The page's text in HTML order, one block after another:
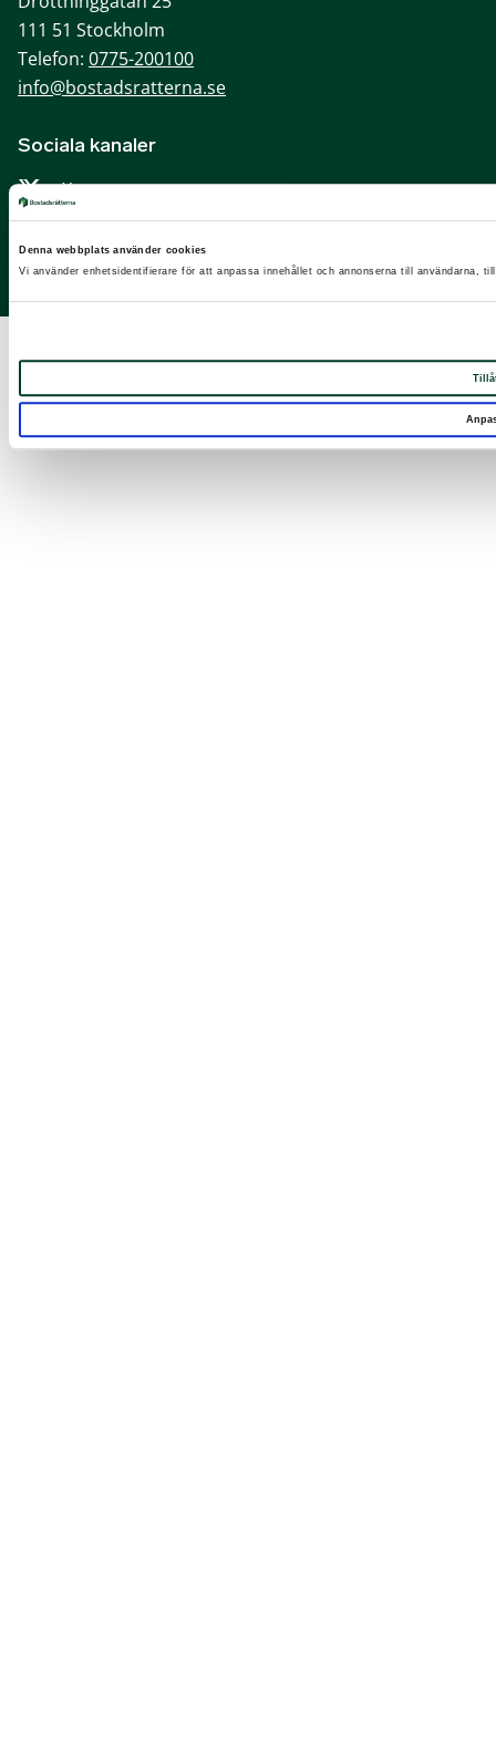
Denna webbplats använder cookies
Vi använder enhetsidentifierare för att anpassa innehållet och annonserna till användarna,
111 51 Stockholm
Telefon: 0775-200100
info@bostadsratterna.se
Sociala kanaler
X
Facebook
LinkedIn
Instagram